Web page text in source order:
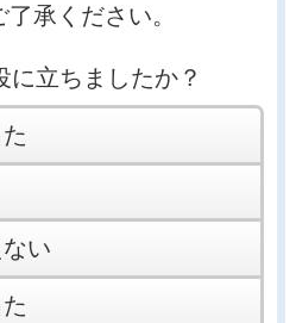
承ください。
に立ちましたか？
い